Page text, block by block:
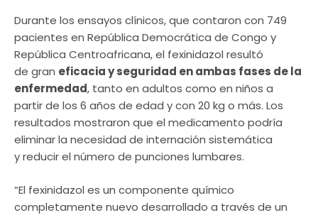
Durante los ensayos clínicos, que contaron con 749
pacientes en República Democrática de Congo y
República Centroafricana, el fexinidazol resultó
de gran eficacia y seguridad en ambas fases de la
enfermedad, tanto en adultos como en niños a
partir de los 6 años de edad y con 20 kg o más. Los
resultados mostraron que el medicamento podría
eliminar la necesidad de internación sistemática
y reducir el número de punciones lumbares.
“El fexinidazol es un componente químico
completamente nuevo desarrollado a través de un